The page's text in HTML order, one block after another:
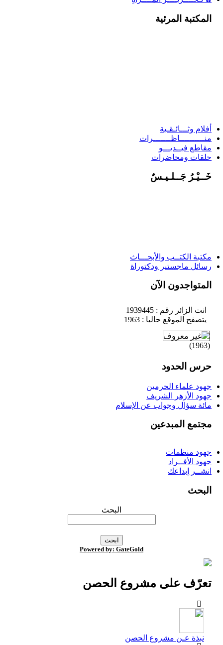
المكتبة المرئية
أفلام وثـــائـقـية
منــــــــــاظـــــــرات
مقاطع فيــديـــو
حلقات ومحاضرات
خَــيْـرُ جَــلـيـسٌ
مكتبة الكتــب والأبحـــاث
رسائل ماجستير ودكتوراة
المتواجدون الآن
انت الزائر رقم : 1939445
يتصفح الموقع حاليا : 1963
(
1963
)
حرس الحدود
جهود علماء الحرمين
جهود الأزهر الشريف
مائة سؤال وجواب عن الإسلام
مجتمع المبدعين
جهود منظمات
جهود الأفــراد
انشــر إبداعك
البحث
البحث
Powered by: GateGold
تعرّف على مشروع الحصن
نبذة عـن مشروع الحصن